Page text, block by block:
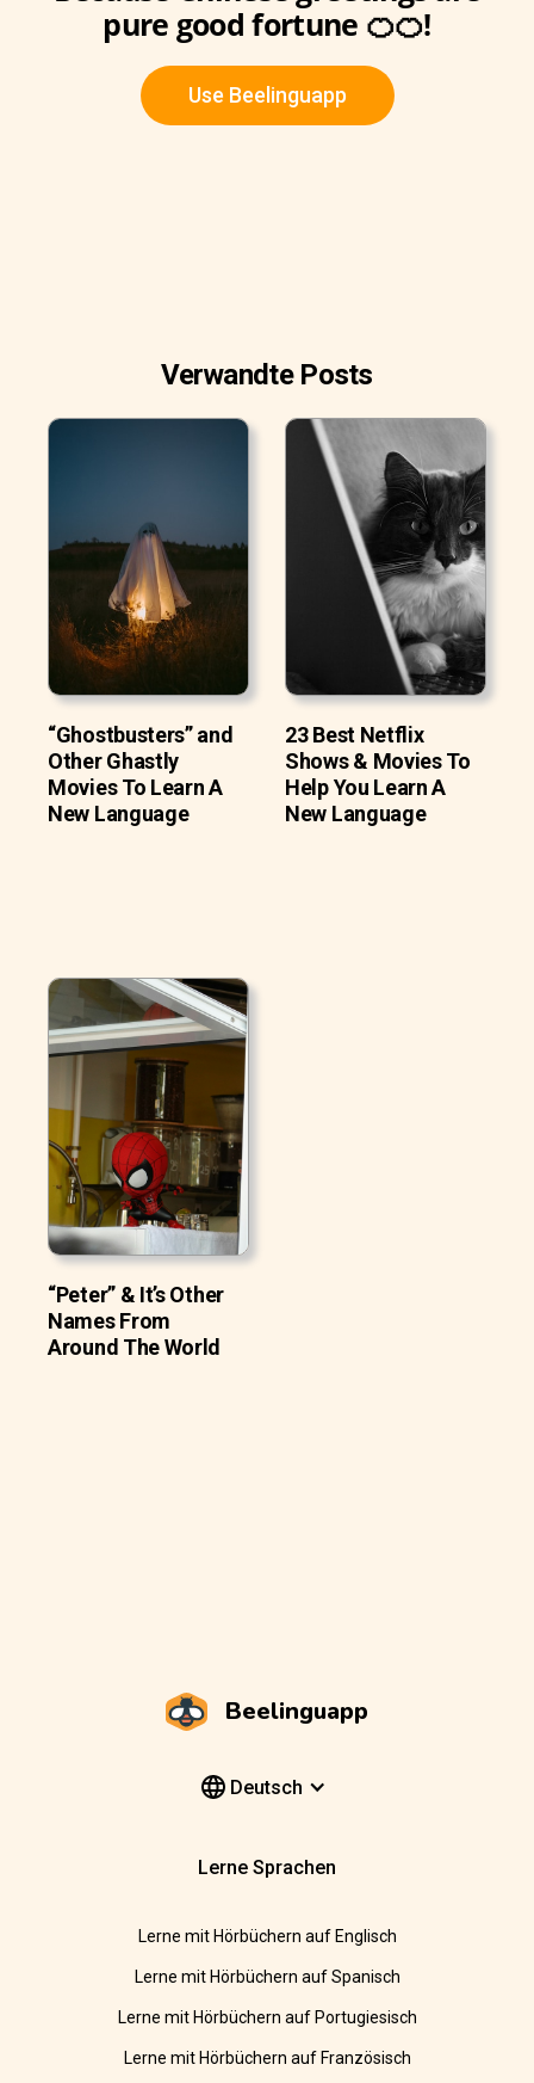
pure good fortune 🍊🍊!
Use Beelinguapp
Verwandte Posts
“Ghostbusters” and
Other Ghastly
Movies To Learn A
New Language
23 Best Netflix
Shows & Movies To
Help You Learn A
New Language
“Peter” & It’s Other
Names From
Around The World
Beelinguapp
Deutsch
Lerne Sprachen
Lerne mit Hörbüchern auf Englisch
Lerne mit Hörbüchern auf Spanisch
Lerne mit Hörbüchern auf Portugiesisch
Lerne mit Hörbüchern auf Französisch